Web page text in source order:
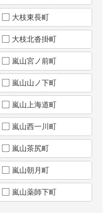
大枝東長町
大枝北沓掛町
嵐山宮ノ前町
嵐山山ノ下町
嵐山上海道町
嵐山西一川町
嵐山茶尻町
嵐山朝月町
嵐山薬師下町